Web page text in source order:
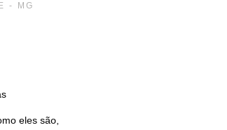
- MG
eles são,